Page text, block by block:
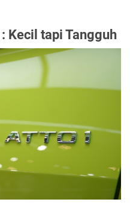
Kecil tapi Tangguh